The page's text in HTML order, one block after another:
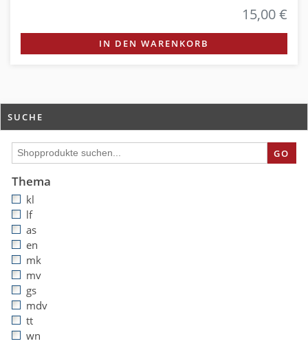
15,00 €
IN DEN WARENKORB
SUCHE
GO
Thema
kl
lf
as
en
mk
mv
gs
mdv
tt
wn